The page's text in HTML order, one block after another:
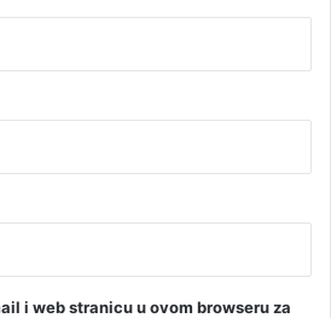
i web stranicu u ovom browseru za